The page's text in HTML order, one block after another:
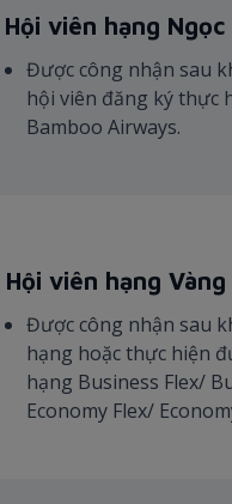
Hội viên hạng
Được công nhận sau
hội viên đăng ký thực
Bamboo Airways.
Hội viên hạng Vàng
Được công nhận sau
hạng hoặc thực hiện
hạng Business Flex/
Economy Flex/